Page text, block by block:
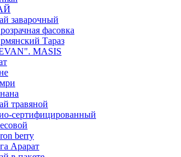
заварочный
фасовка
Тараз
MASIS
травяной
сертифицированный
berry
Арарат